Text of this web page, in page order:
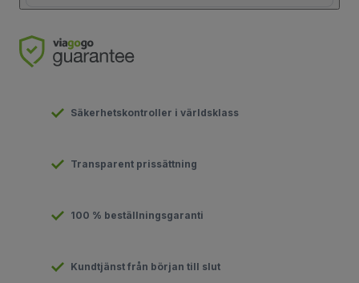
Säkerhetskontroller i världsklass
Transparent prissättning
100 % beställningsgaranti
Kundtjänst från början till slut